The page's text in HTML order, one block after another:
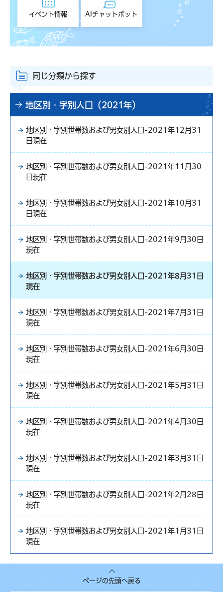
イベント情報 AIチャットボット
同じ分類から探す
地区別・字別人口（2021年）
地区別・字別世帯数および男女別人口-2021年12月31
日現在
地区別・字別世帯数および男女別人口-2021年11月30
日現在
地区別・字別世帯数および男女別人口-2021年10月31
日現在
地区別・字別世帯数および男女別人口-2021年9月30日
現在
地区別・字別世帯数および男女別人口-2021年8月31日
現在
地区別・字別世帯数および男女別人口-2021年7月31日
現在
地区別・字別世帯数および男女別人口-2021年6月30日
現在
地区別・字別世帯数および男女別人口-2021年5月31日
現在
地区別・字別世帯数および男女別人口-2021年4月30日
現在
地区別・字別世帯数および男女別人口-2021年3月31日
現在
地区別・字別世帯数および男女別人口-2021年2月28日
現在
地区別・字別世帯数および男女別人口-2021年1月31日
現在
ページの先頭へ戻る